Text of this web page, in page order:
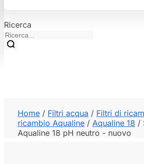
Ricerca
Home / Filtri acqua / Filtri di
ricambio Aqualine / Aqualine 18 /
Aqualine 18 pH neutro - nuovo